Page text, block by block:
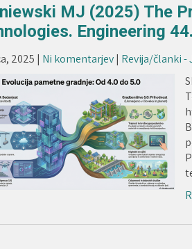
MJ (2025) The
Engineering 44.
2025 | Ni komentarjev| Revija/članki